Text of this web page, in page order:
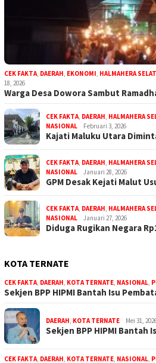
CEK FAKTA, DAERAH, EKONOMI, HALMAHERA
18, 2026
Warga Desa Dowora Sambut
CEK FAKTA, DAERAH, HALMAHERA
NASIONAL
Februari 3, 2026
Kajati Maluku Utara
CEK FAKTA, DAERAH, HALMAHERA
NASIONAL
Januari 28, 2026
GPM Desak Kejati Malut
CEK FAKTA, DAERAH, HALMAHERA
NASIONAL
Januari 27, 2026
Diduga Rugikan Negara
KOTA TERNATE
CEK FAKTA, DAERAH, KOTA TERNATE, NASIONAL,
Sekjen BPP HIPMI Bantah Isu
DAERAH, KOTA TERNATE Mei 31,
Sekjen BPP HIPMI Bantah
CEK FAKTA, DAERAH, KOTA TERNATE, NASIONAL,